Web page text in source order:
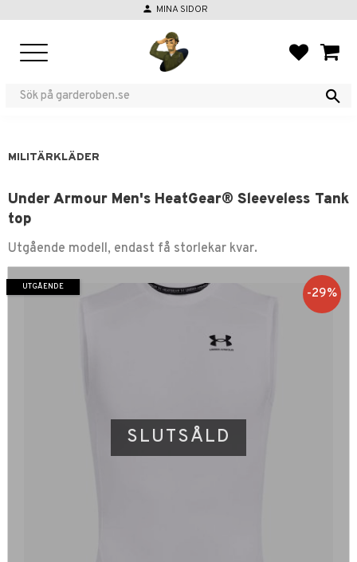
person MINA SIDOR
MILITÄRKLÄDER
Under Armour Men's HeatGear® Sleeveless Tank
top
Utgående modell, endast få storlekar kvar.
SLUTSÅLD
29%
UTGÅENDE